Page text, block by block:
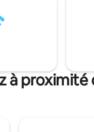
donnant sur la belle
unique et tranquille
à